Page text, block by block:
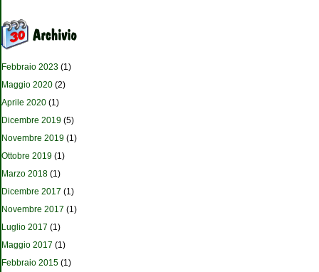
Febbraio 2023 (1)
Maggio 2020 (2)
Aprile 2020 (1)
Dicembre 2019 (5)
Novembre 2019 (1)
Ottobre 2019 (1)
Marzo 2018 (1)
Dicembre 2017 (1)
Novembre 2017 (1)
Luglio 2017 (1)
Maggio 2017 (1)
Febbraio 2015 (1)